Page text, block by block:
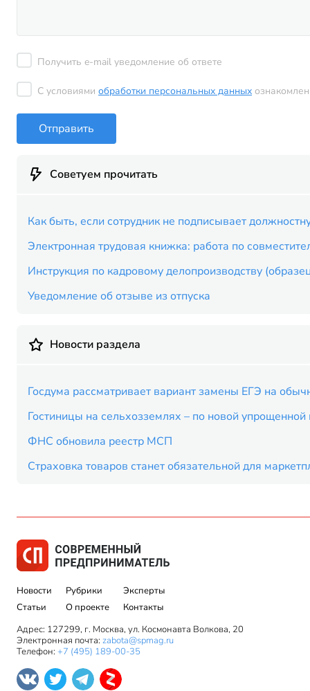
Получить e-mail уведомление об ответе
С условиями обработки персональных данных ознакомлен
Отправить
Советуем прочитать
Как быть, если сотрудник не подписывает
Электронная трудовая книжка: работа по
Инструкция по кадровому делопроизводству
Уведомление об отзыве из отпуска
Новости раздела
Госдума рассматривает вариант замены ЕГЭ на
Гостиницы на сельхозземлях – по новой упрощенной
ФНС обновила реестр МСП
Страховка товаров станет обязательной для
Новости
Статьи
Рубрики
О проекте
Эксперты
Контакты
Адрес: 127299, г. Москва, ул. Космонавта Волкова, 20
Электронная почта: zabota@spmag.ru
Телефон: +7 (495) 189-00-35